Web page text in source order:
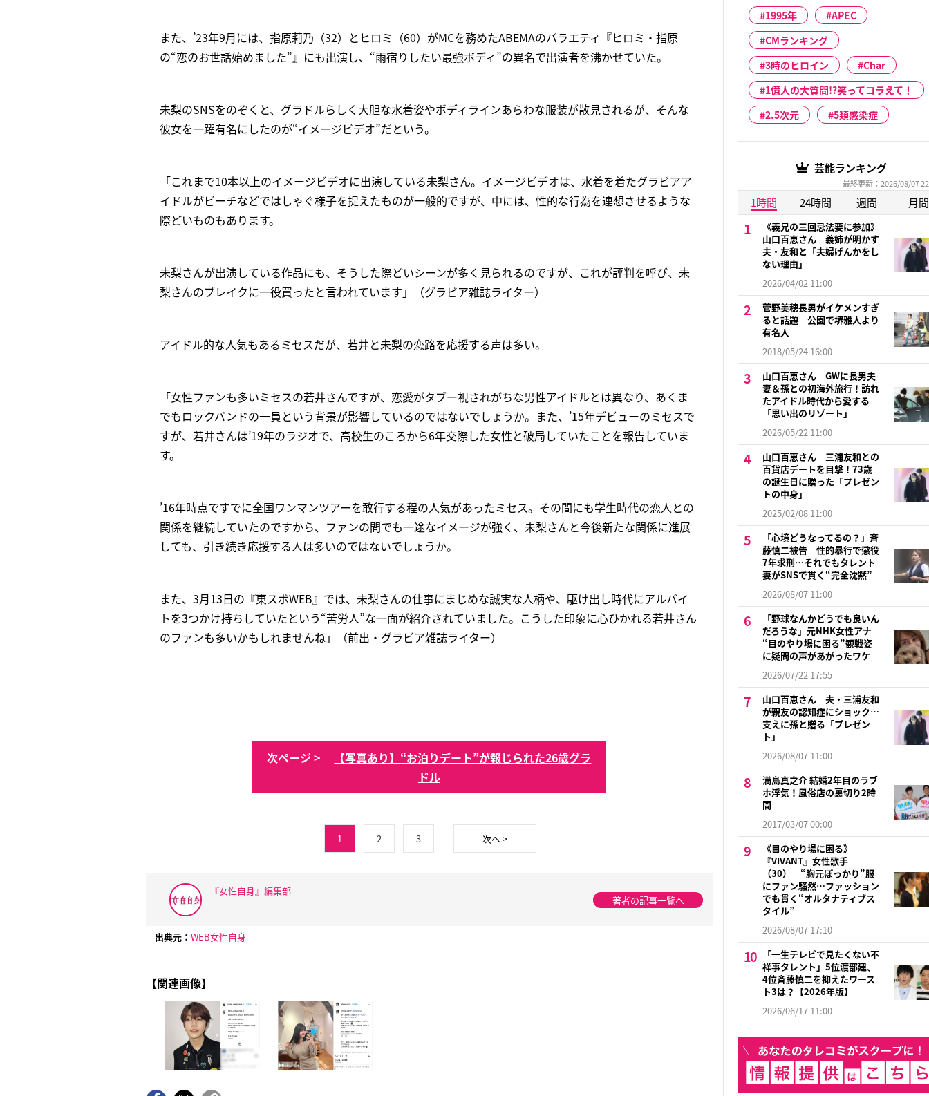
また、’23年9月には、指原莉乃（32）とヒロミ（60）がMCを務めたABEMAのバラエティ『ヒロミ・指原
の“恋のお世話始めました”』にも出演し、“雨宿りしたい最強ボディ”の異名で出演者を沸かせていた。
未梨のSNSをのぞくと、グラドルらしく大胆な水着姿やボディラインあらわな服装が散見されるが、そんな
彼女を一躍有名にしたのが“イメージビデオ”だという。
「これまで10本以上のイメージビデオに出演している未梨さん。イメージビデオは、水着を着たグラビアア
イドルがビーチなどではしゃぐ様子を捉えたものが一般的ですが、中には、性的な行為を連想させるような
際どいものもあります。
未梨さんが出演している作品にも、そうした際どいシーンが多く見られるのですが、これが評判を呼び、未
梨さんのブレイクに一役買ったと言われています」（グラビア雑誌ライター）
アイドル的な人気もあるミセスだが、若井と未梨の恋路を応援する声は多い。
「女性ファンも多いミセスの若井さんですが、恋愛がタブー視されがちな男性アイドルとは異なり、あくま
でもロックバンドの一員という背景が影響しているのではないでしょうか。また、’15年デビューのミセスで
すが、若井さんは’19年のラジオで、高校生のころから6年交際した女性と破局していたことを報告していま
す。
’16年時点ですでに全国ワンマンツアーを敢行する程の人気があったミセス。その間にも学生時代の恋人との
関係を継続していたのですから、ファンの間でも一途なイメージが強く、未梨さんと今後新たな関係に進展
しても、引き続き応援する人は多いのではないでしょうか。
また、3月13日の『東スポWEB』では、未梨さんの仕事にまじめな誠実な人柄や、駆け出し時代にアルバイ
トを3つかけ持ちしていたという“苦労人”な一面が紹介されていました。こうした印象に心ひかれる若井さん
のファンも多いかもしれませんね」（前出・グラビア雑誌ライター）
次ページ >
【写真あり】“お泊りデート”が報じられた26歳グラ
ドル
1 2 3 次へ >
『女性自身』編集部
著者の記事一覧へ
出典元： WEB女性自身
【関連画像】
1995年
APEC
CMランキング
3時のヒロイン
Char
1億人の大質問!?笑ってコラえて！
2.5次元
5類感染症
芸能ランキング
最終更新：2026/08/07
1時間 24時間 週間 月間
《義兄の三回忌法要に参加》
山口百恵さん 義姉が明かす
夫・友和と「夫婦げんかをし
ない理由」
2026/04/02 11:00
菅野美穂長男がイケメンすぎ
ると話題 公園で堺雅人より
有名人
2018/05/24 16:00
山口百恵さん GWに長男夫
妻＆孫との初海外旅行！訪れ
たアイドル時代から愛する
「思い出のリゾート」
2026/05/22 11:00
山口百恵さん 三浦友和との
百貨店デートを目撃！73歳
の誕生日に贈った「プレゼン
トの中身」
2025/02/08 11:00
「心境どうなってるの？」斉
藤慎二被告 性的暴行で懲役
7年求刑…それでもタレント
妻がSNSで貫く“完全沈黙”
2026/08/07 11:00
「野球なんかどうでも良いん
だろうな」元NHK女性アナ
“目のやり場に困る”観戦姿
に疑問の声があがったワケ
2026/07/22 17:55
山口百恵さん 夫・三浦友和
が親友の認知症にショック…
支えに孫と贈る「プレゼン
ト」
2026/08/07 11:00
満島真之介 結婚2年目のラブ
ホ浮気！風俗店の裏切り2時
間
2017/03/07 00:00
《目のやり場に困る》
『VIVANT』女性歌手
（30） “胸元ぽっかり”服
にファン騒然…ファッション
でも貫く“オルタナティブス
タイル”
2026/08/07 17:10
「一生テレビで見たくない不
祥事タレント」5位渡部建、
4位斉藤慎二を抑えたワース
ト3は？【2026年版】
2026/06/17 11:00